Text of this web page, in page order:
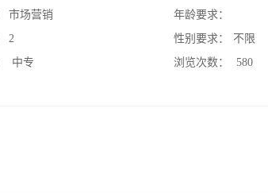
市场营销
2
中专
年龄要求：
性别要求：
不限
浏览次数：
580